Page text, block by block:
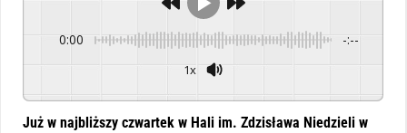
0:00 -:--
1x
Już w najbliższy czwartek w Hali im. Zdzisława Niedzieli w